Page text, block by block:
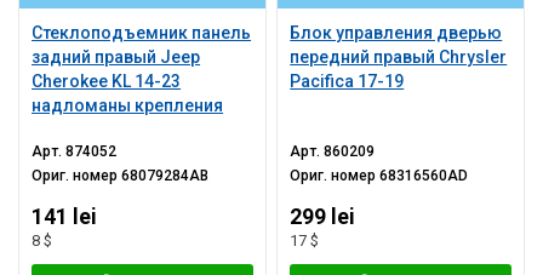
Стеклоподъемник панель
задний правый Jeep
Cherokee KL 14-23
надломаны крепления
Арт.874052
Ориг. номер68079284AB
141 lei
8 $
Блок управления дверью
передний правый Chrysler
Pacifica 17-19
Арт.860209
Ориг. номер68316560AD
299 lei
17 $